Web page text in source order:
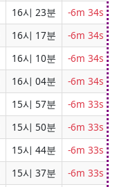
16시 23분 -6m 34s
16시 17분 -6m 34s
16시 10분 -6m 34s
16시 04분 -6m 34s
15시 57분 -6m 33s
15시 50분 -6m 33s
15시 44분 -6m 33s
15시 37분 -6m 33s